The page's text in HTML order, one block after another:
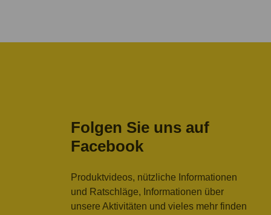
Folgen Sie uns auf
Facebook
Produktvideos, nützliche Informationen
und Ratschläge, Informationen über
unsere Aktivitäten und vieles mehr finden